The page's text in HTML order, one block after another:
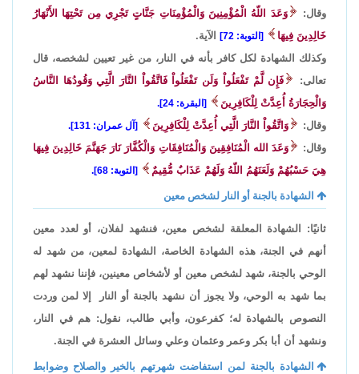
وقال:
وَعَدَ اللّهُ الْمُؤْمِنِينَ وَالْمُؤْمِنَاتِ جَنَّاتٍ تَجْرِي مِن تَحْتِهَا الأَنْهَارُ
خَالِدِينَ فِيهَا
[التوبة: 72]
الآية.
وكذلك الشهادة لكل كافر بأنه في النار، من غير تعيين لشخصه، قال
تعالى:
فَإِن لَّمْ تَفْعَلُواْ وَلَن تَفْعَلُواْ فَاتَّقُواْ النَّارَ الَّتِي وَقُودُهَا النَّاسُ
وَالْحِجَارَةُ أُعِدَّتْ لِلْكَافِرِينَ
[البقرة: 24].
وقال: وَاتَّقُواْ النَّارَ الَّتِي أُعِدَّتْ لِلْكَافِرِينَ [آل عمران: 131].
وقال:
وَعَدَ الله الْمُنَافِقِينَ وَالْمُنَافِقَاتِ وَالْكُفَّارَ نَارَ جَهَنَّمَ خَالِدِينَ فِيهَا
هِيَ حَسْبُهُمْ وَلَعَنَهُمُ اللّهُ وَلَهُمْ عَذَابٌ مُّقِيمٌ
[التوبة: 68].
الشهادة بالجنة أو النار لشخص معين
ثانيًا: الشهادة المعلقة لشخص معين، فنشهد لفلان، أو لعدد معين
أنهم في الجنة، هذه الشهادة الخاصة، الشهادة لمعين، من شهد له
الوحي بالجنة، شهد لشخص معين أو لأشخاص معينين، فإننا نشهد لهم
بما شهد به الوحي، ولا يجوز أن نشهد بالجنة أو النار إلا لمن وردت
النصوص بالشهادة له؛ كفرعون، وأبي طالب، نقول: هم في النار،
ونشهد أن أبا بكر وعمر وعثمان وعلي وسائل العشرة في الجنة.
الشهادة بالجنة لمن استفاضت شهرتهم بالخير والصلاح وضوابط